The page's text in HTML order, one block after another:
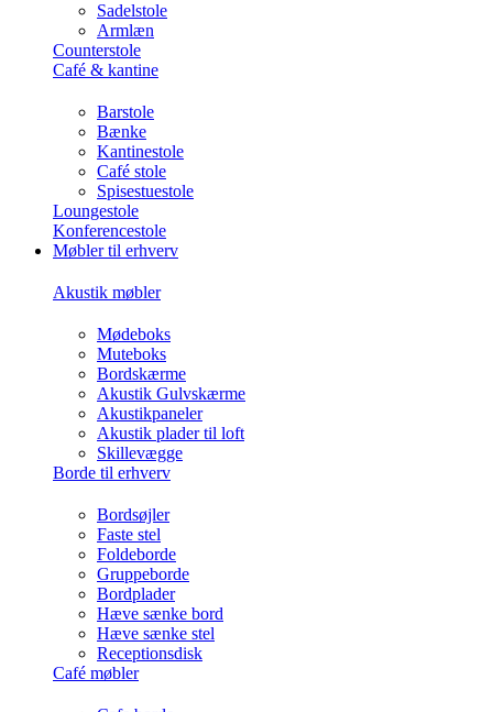
Sadelstole
Armlæn
Counterstole
Café & kantine
Barstole
Bænke
Kantinestole
Café stole
Spisestuestole
Loungestole
Konferencestole
Møbler til erhverv
Akustik møbler
Mødeboks
Muteboks
Bordskærme
Akustik Gulvskærme
Akustikpaneler
Akustik plader til loft
Skillevægge
Borde til erhverv
Bordsøjler
Faste stel
Foldeborde
Gruppeborde
Bordplader
Hæve sænke bord
Hæve sænke stel
Receptionsdisk
Café møbler